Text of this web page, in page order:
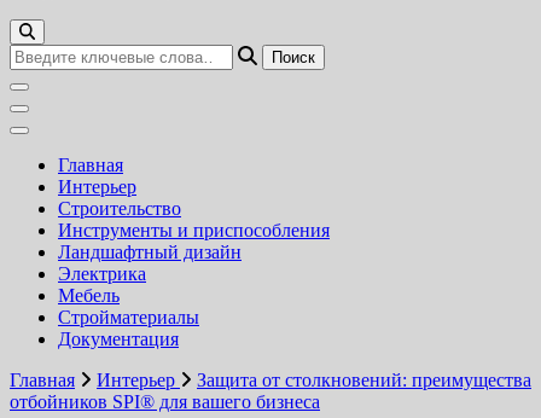
Ищите
что-
то?
Главная
Интерьер
Строительство
Инструменты и приспособления
Ландшафтный дизайн
Электрика
Мебель
Стройматериалы
Документация
Главная
Интерьер
Защита от столкновений: преимущества
отбойников SPI® для вашего бизнеса